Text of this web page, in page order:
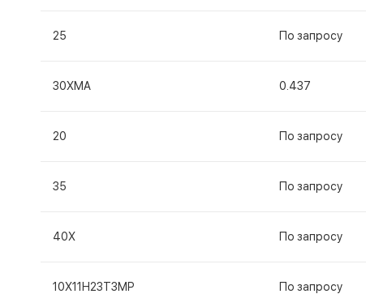
25 По запросу
30ХМА 0.437
20 По запросу
35 По запросу
40Х По запросу
10Х11Н23Т3МР По запросу